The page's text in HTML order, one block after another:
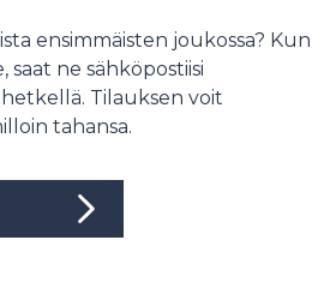
ensimmäisten joukossa? Kun
ne sähköpostiisi
Tilauksen voit
tahansa.